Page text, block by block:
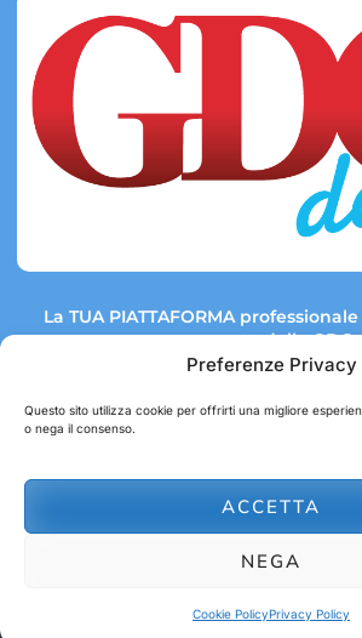
Preferenze Privacy
Questo sito utilizza cookie per offrirti una migliore
o nega il consenso.
ACCETTA
NEGA
Cookie PolicyPrivacy Policy
La TUA PIATTAFORMA
mercato della GDO.
Link rapidi:
© 2026 GDOData.it - PR Italia Edizioni srl -